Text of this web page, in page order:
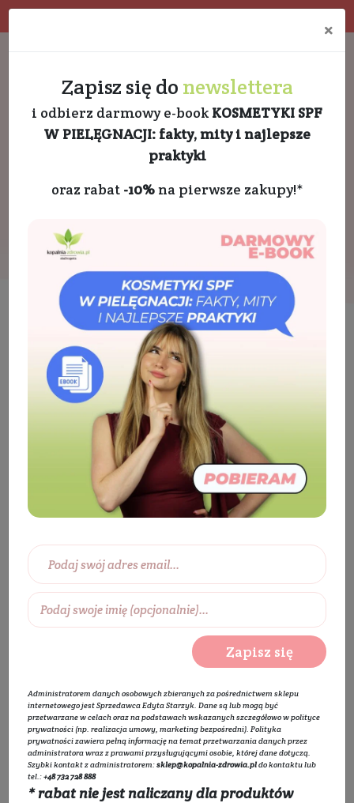
Kosmetyki Twarz
Serum do twarzy
Serum do cery tłustej
Serum normalizujące z kwasem migdałowym 5% i
niacynamidem Cistacea-M
×
Zapisz się do newslettera
i odbierz darmowy e-book KOSMETYKI SPF
W PIELĘGNACJI: fakty, mity i najlepsze
praktyki
oraz rabat -10%na pierwsze zakupy!*
Zapisz się
Administratorem danych osobowych zbieranych za pośrednictwem sklepu
internetowego jest Sprzedawca Edyta Starzyk. Dane są lub mogą być
przetwarzane w celach oraz na podstawach wskazanych szczegółowo wpolityce
prywatności (np. realizacja umowy, marketing bezpośredni). Polityka
prywatnościzawiera pełną informację na temat przetwarzania danych przez
administratora wraz z prawami przysługującymi osobie, której dane dotyczą.
Szybki kontakt z administratorem:sklep@kopalnia-zdrowia.pldo kontaktu lub
tel.:+48 732 728 888
* rabat nie jest naliczany dla produktów